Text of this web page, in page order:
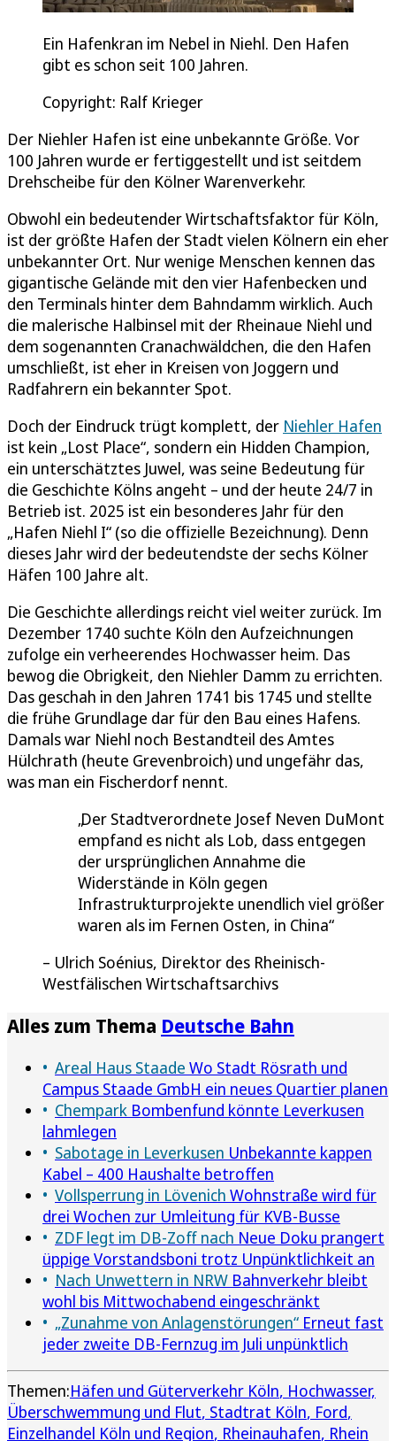
Ein Hafenkran im Nebel in Niehl. Den Hafen
gibt es schon seit 100 Jahren.
Copyright: Ralf Krieger
Der Niehler Hafen ist eine unbekannte Größe. Vor
100 Jahren wurde er fertiggestellt und ist seitdem
Drehscheibe für den Kölner Warenverkehr.
Obwohl ein bedeutender Wirtschaftsfaktor für Köln,
ist der größte Hafen der Stadt vielen Kölnern ein eher
unbekannter Ort. Nur wenige Menschen kennen das
gigantische Gelände mit den vier Hafenbecken und
den Terminals hinter dem Bahndamm wirklich. Auch
die malerische Halbinsel mit der Rheinaue Niehl und
dem sogenannten Cranachwäldchen, die den Hafen
umschließt, ist eher in Kreisen von Joggern und
Radfahrern ein bekannter Spot.
Doch der Eindruck trügt komplett, der Niehler Hafen
ist kein „Lost Place“, sondern ein Hidden Champion,
ein unterschätztes Juwel, was seine Bedeutung für
die Geschichte Kölns angeht – und der heute 24/7 in
Betrieb ist. 2025 ist ein besonderes Jahr für den
„Hafen Niehl I“ (so die offizielle Bezeichnung). Denn
dieses Jahr wird der bedeutendste der sechs Kölner
Häfen 100 Jahre alt.
Die Geschichte allerdings reicht viel weiter zurück. Im
Dezember 1740 suchte Köln den Aufzeichnungen
zufolge ein verheerendes Hochwasser heim. Das
bewog die Obrigkeit, den Niehler Damm zu errichten.
Das geschah in den Jahren 1741 bis 1745 und stellte
die frühe Grundlage dar für den Bau eines Hafens.
Damals war Niehl noch Bestandteil des Amtes
Hülchrath (heute Grevenbroich) und ungefähr das,
was man ein Fischerdorf nennt.
Der Stadtverordnete Josef Neven DuMont
empfand es nicht als Lob, dass entgegen
der ursprünglichen Annahme die
Widerstände in Köln gegen
Infrastrukturprojekte unendlich viel größer
waren als im Fernen Osten, in China
Ulrich Soénius, Direktor des Rheinisch-
Westfälischen Wirtschaftsarchivs
Alles zum Thema Deutsche Bahn
Areal Haus Staade Wo Stadt Rösrath und
Campus Staade GmbH ein neues Quartier planen
Chempark Bombenfund könnte Leverkusen
lahmlegen
Sabotage in Leverkusen Unbekannte kappen
Kabel – 400 Haushalte betroffen
Vollsperrung in Lövenich Wohnstraße wird für
drei Wochen zur Umleitung für KVB-Busse
ZDF legt im DB-Zoff nach Neue Doku prangert
üppige Vorstandsboni trotz Unpünktlichkeit an
Nach Unwettern in NRW Bahnverkehr bleibt
wohl bis Mittwochabend eingeschränkt
„Zunahme von Anlagenstörungen“ Erneut fast
jeder zweite DB-Fernzug im Juli unpünktlich
Themen:Häfen und Güterverkehr Köln Hochwasser,
Überschwemmung und Flut Stadtrat Köln Ford
Einzelhandel Köln und Region Rheinauhafen Rhein